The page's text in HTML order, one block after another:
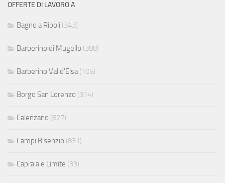
OFFERTE DI LAVORO A
Bagno a Ripoli (343)
Barberino di Mugello (388)
Barberino Val d'Elsa(105)
Borgo San Lorenzo (314)
Calenzano (827)
Campi Bisenzio (831)
Capraia e Limite (33)